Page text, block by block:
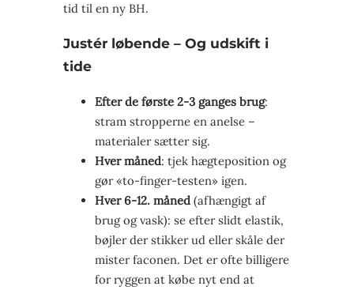
tid til en ny BH.
Justér løbende – Og udskift i
tide
Efter de første 2-3 ganges brug:
stram stropperne en anelse –
materialer sætter sig.
Hver måned: tjek hægteposition og
gør «to-finger-testen» igen.
Hver 6-12. måned (afhængigt af
brug og vask): se efter slidt elastik,
bøjler der stikker ud eller skåle der
mister faconen. Det er ofte billigere
for ryggen at købe nyt end at